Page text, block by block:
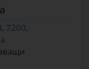
7200,